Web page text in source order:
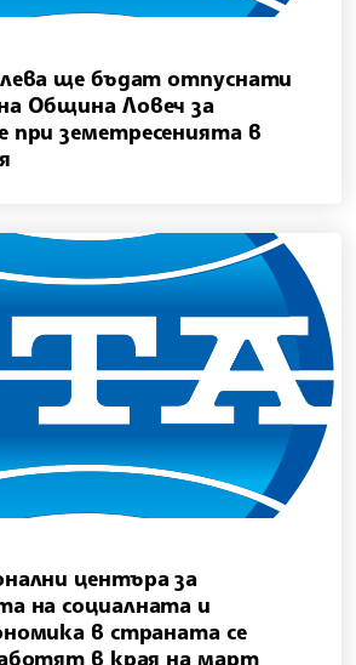
ще бъдат отпуснати
Община Ловеч за
при земетресенията в
центъра за
на социалната и
в страната се
в края на март